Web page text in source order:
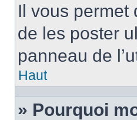
Il vous permet
de les poster
panneau de
Haut
» Pourquoi